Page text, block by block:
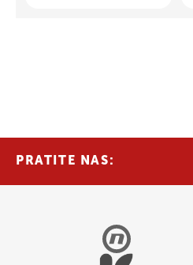
PRATITE NAS: